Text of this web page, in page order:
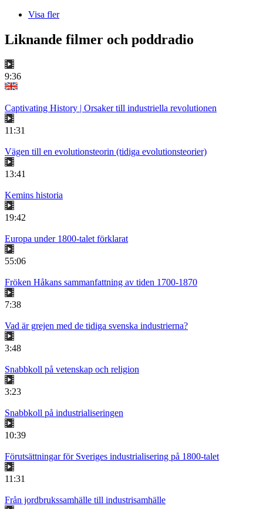
Visa fler
Liknande filmer och poddradio
9:36
Captivating History | Orsaker till industriella revolutionen
11:31
Vägen till en evolutionsteorin (tidiga evolutionsteorier)
13:41
Kemins historia
19:42
Europa under 1800-talet förklarat
55:06
Fröken Håkans sammanfattning av tiden 1700-1870
7:38
Vad är grejen med de tidiga svenska industrierna?
3:48
Snabbkoll på vetenskap och religion
3:23
Snabbkoll på industrialiseringen
10:39
Förutsättningar för Sveriges industrialisering på 1800-talet
11:31
Från jordbrukssamhälle till industrisamhälle